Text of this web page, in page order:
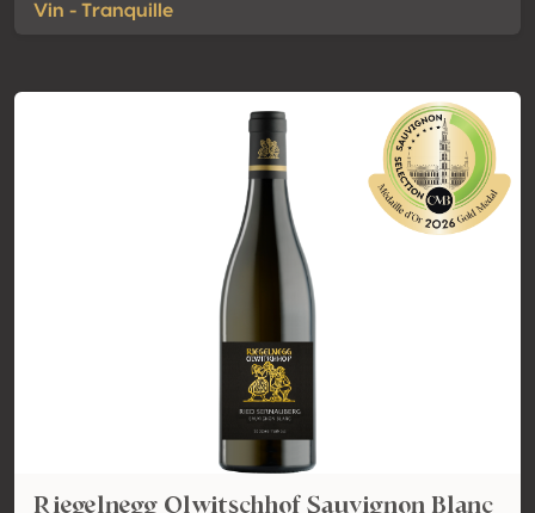
Vin - Tranquille
Riegelnegg Olwitschhof Sauvignon Blanc